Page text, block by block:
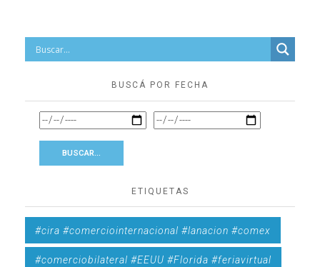
BUSCÁ POR FECHA
ETIQUETAS
#cira #comerciointernacional #lanacion #comex
#comerciobilateral #EEUU #Florida #feriavirtual